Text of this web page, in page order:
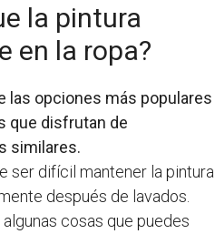
la pintura
en la ropa?
las opciones más populares
que disfrutan de
similares.
ser difícil mantener la pintura
después de lavados.
cosas que puedes